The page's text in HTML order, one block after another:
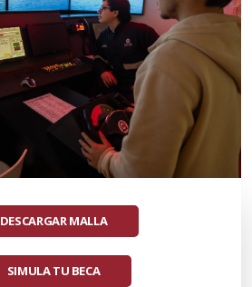
DESCARGAR MALLA
SIMULA TU BECA